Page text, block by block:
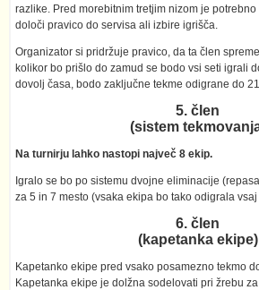
razlike. Pred morebitnim tretjim nizom je
določi pravico do servisa ali izbire igrišča.
Organizator si pridržuje pravico, da ta člen
kolikor bo prišlo do zamud se bodo vsi seti igrali
dovolj časa, bodo zaključne tekme odigrane do
5. člen
(sistem
Na turnirju lahko nastopi največ 8 ekip.
Igralo se bo po sistemu dvojne eliminacije
za 5 in 7 mesto (vsaka ekipa bo tako odigrala vsaj
6. člen
(kapetanka ekipe)
Kapetanko ekipe pred vsako posamezno tekmo
Kapetanka ekipe je dolžna sodelovati pri žrebu